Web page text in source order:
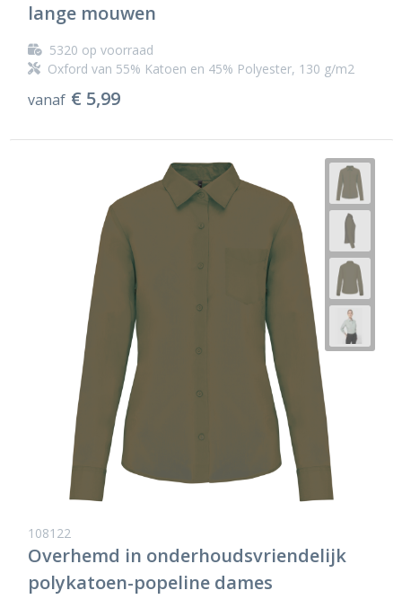
lange mouwen
5320 op voorraad
Oxford van 55% Katoen en 45% Polyester, 130 g/m2
vanaf € 5,99
108122
Overhemd in onderhoudsvriendelijk
polykatoen-popeline dames